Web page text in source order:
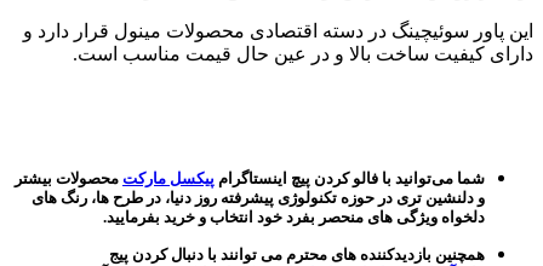
این پاور سوئیچینگ در دسته اقتصادی محصولات مینول قرار دارد و
دارای کیفیت ساخت بالا و در عین حال قیمت مناسب است.
شما می‌توانید با فالو کردن پیچ اینستاگرام پیکسل مارکت محصولات بیشتر
و دلنشین تری در حوزه تکنولوژی پیشرفته روز دنیا، در طرح ها، رنگ های
دلخواه ویژگی های منحصر بفرد خود انتخاب و خرید بفرمایید.
همچنین بازدیدکننده های محترم می توانند با دنبال کردن پیج